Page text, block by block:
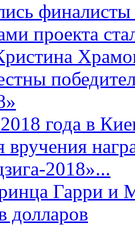
проекта
года в
вручения
2018»...
Гарри и
долларов